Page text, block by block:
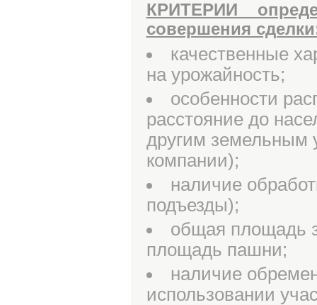
КРИТЕРИИ
совершения
качественные
на урожайность;
особенности
расстояние до
другим земельным
компании);
наличие
подъезды);
общая площадь
площадь пашни;
наличие
использовании